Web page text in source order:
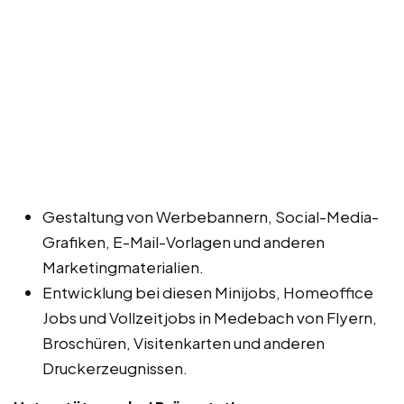
Gestaltung von Werbebannern, Social-Media-
Grafiken, E-Mail-Vorlagen und anderen
Marketingmaterialien.
Entwicklung bei diesen Minijobs, Homeoffice
Jobs und Vollzeitjobs in Medebach von Flyern,
Broschüren, Visitenkarten und anderen
Druckerzeugnissen.